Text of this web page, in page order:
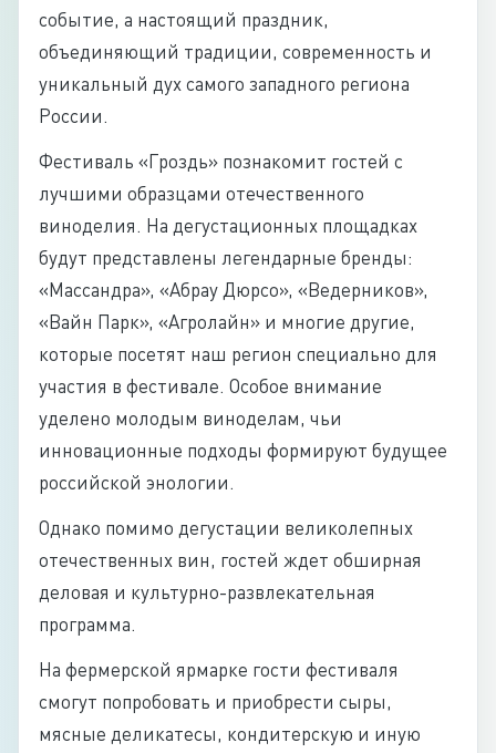
событие, а настоящий праздник,
объединяющий традиции, современность и
уникальный дух самого западного региона
России.
Фестиваль «Гроздь» познакомит гостей с
лучшими образцами отечественного
виноделия. На дегустационных площадках
будут представлены легендарные бренды:
«Массандра», «Абрау Дюрсо», «Ведерников»,
«Вайн Парк», «Агролайн» и многие другие,
которые посетят наш регион специально для
участия в фестивале. Особое внимание
уделено молодым виноделам, чьи
инновационные подходы формируют будущее
российской энологии.
Однако помимо дегустации великолепных
отечественных вин, гостей ждет обширная
деловая и культурно-развлекательная
программа.
На фермерской ярмарке гости фестиваля
смогут попробовать и приобрести сыры,
мясные деликатесы, кондитерскую и иную